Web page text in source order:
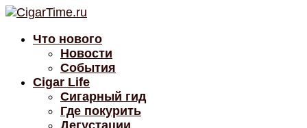
Что нового
Новости
События
Cigar Life
Сигарный гид
Где покурить
Дегустации